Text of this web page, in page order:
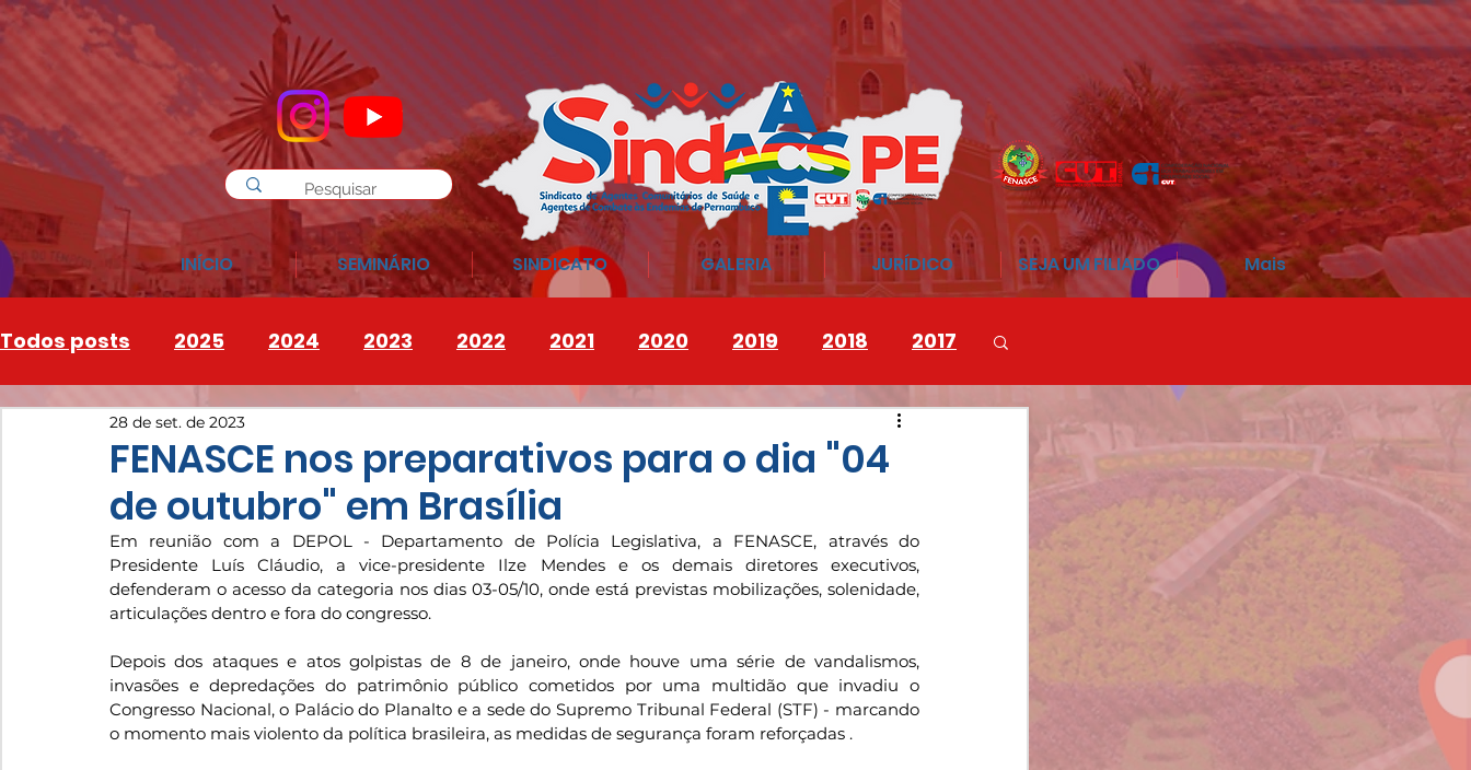
INÍCIO SEMINÁRIO SINDICATO GALERIA JURÍDICO SEJA UM FILIADO Mais
Todos posts 2025 2024 2023 2022 2021 2020 2019 2018 2017
INSTAGRAM 2026
FENASCE nos preparativos para o dia "04
de outubro" em Brasília
28 de set. de 2023
Em reunião com a DEPOL - Departamento de Polícia Legislativa, a FENASCE, através do
Presidente Luís Cláudio, a vice-presidente Ilze Mendes e os demais diretores executivos,
defenderam o acesso da categoria nos dias 03-05/10, onde está previstas mobilizações, solenidade,
articulações dentro e fora do congresso.
Depois dos ataques e atos golpistas de 8 de janeiro, onde houve uma série de vandalismos,
invasões e depredações do patrimônio público cometidos por uma multidão que invadiu o
Congresso Nacional, o Palácio do Planalto e a sede do Supremo Tribunal Federal (STF) - marcando
o momento mais violento da política brasileira, as medidas de segurança foram reforçadas .